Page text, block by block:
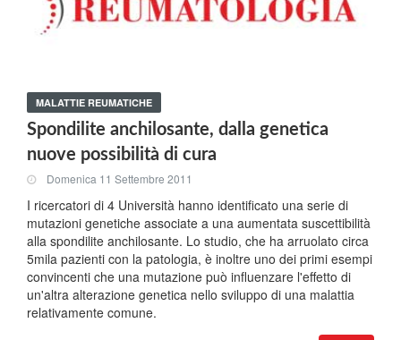
MALATTIE REUMATICHE
Spondilite anchilosante, dalla genetica
nuove possibilità di cura
Domenica 11 Settembre 2011
I ricercatori di 4 Università hanno identificato una serie di
mutazioni genetiche associate a una aumentata suscettibilità
alla spondilite anchilosante. Lo studio, che ha arruolato circa
5mila pazienti con la patologia, è inoltre uno dei primi esempi
convincenti che una mutazione può influenzare l'effetto di
un'altra alterazione genetica nello sviluppo di una malattia
relativamente comune.